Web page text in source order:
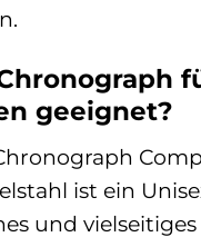
geeignet?
ist ein
und